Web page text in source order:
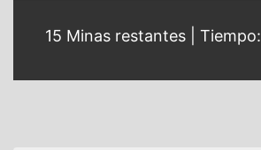
15 Minas restantes | Tiempo: